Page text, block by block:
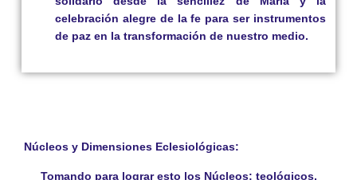
celebración alegre de la fe para ser instrumentos
de paz en la transformación de nuestro medio.
Núcleos y Dimensiones Eclesiológicas:
Tomando para lograr esto los Núcleos: teológicos,